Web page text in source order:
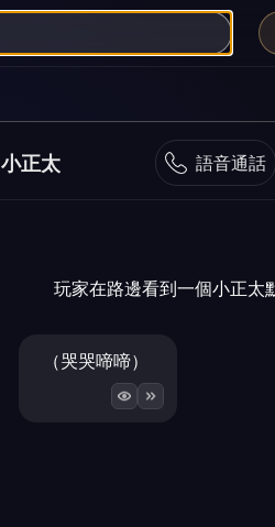
小正太 語音通話
玩家在路邊看到一個小正太
（哭哭啼啼）